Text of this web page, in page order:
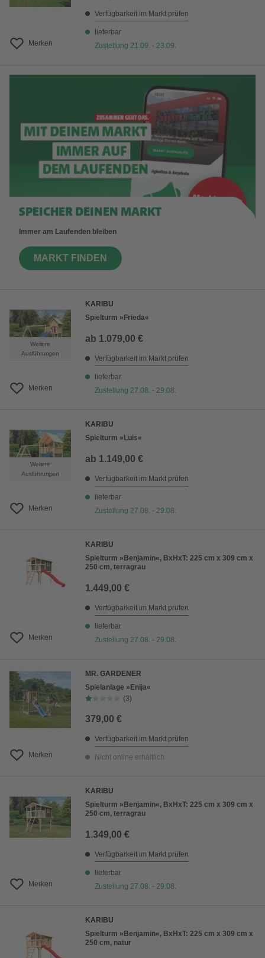
Merken
Verfügbarkeit im Markt prüfen
lieferbar
Zustellung 21.09. - 23.09.
SPEICHER DEINEN MARKT
Immer am Laufenden bleiben
MARKT FINDEN
Weitere
Ausführungen
Merken
KARIBU
Spielturm »Frieda«
ab 1.079,00 €
Verfügbarkeit im Markt prüfen
lieferbar
Zustellung 27.08. - 29.08.
Weitere
Ausführungen
Merken
KARIBU
Spielturm »Luis«
ab 1.149,00 €
Verfügbarkeit im Markt prüfen
lieferbar
Zustellung 27.08. - 29.08.
Merken
KARIBU
Spielturm »Benjamin«, BxHxT: 225 cm x 309 cm x
250 cm, terragrau
1.449,00 €
Verfügbarkeit im Markt prüfen
lieferbar
Zustellung 27.08. - 29.08.
Merken
MR. GARDENER
Spielanlage »Enija«
(3)
379,00 €
Verfügbarkeit im Markt prüfen
Nicht online erhältlich
Merken
KARIBU
Spielturm »Benjamin«, BxHxT: 225 cm x 309 cm x
250 cm, terragrau
1.349,00 €
Verfügbarkeit im Markt prüfen
lieferbar
Zustellung 27.08. - 29.08.
KARIBU
Spielturm »Benjamin«, BxHxT: 225 cm x 309 cm x
250 cm, natur